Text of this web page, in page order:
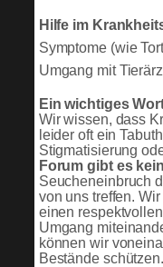
Hilfe im
Symptome (wie
Umgang mit
Ein wichtiges
Wir wissen, dass
leider oft ein
Stigmatisierung
Forum gibt es
Seucheneinbruch
von uns treffen.
einen
Umgang
können wir
Bestände schützen.